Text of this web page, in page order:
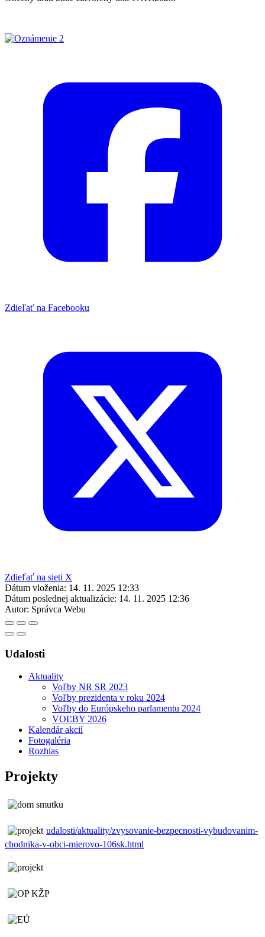
Zdieľať na Facebooku
Zdieľať na sieti X
Dátum vloženia: 14. 11. 2025 12:33
Dátum poslednej aktualizácie: 14. 11. 2025 12:36
Autor: Správca Webu
Udalosti
Aktuality
Voľby NR SR 2023
Voľby prezidenta v roku 2024
Voľby do Európskeho parlamentu 2024
VOĽBY 2026
Kalendár akcií
Fotogaléria
Rozhlas
Projekty
udalosti/aktuality/zvysovanie-bezpecnosti-vybudovanim-
chodnika-v-obci-mierovo-106sk.html